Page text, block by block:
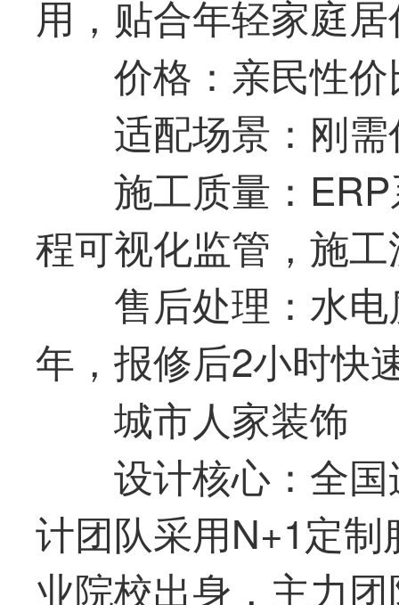
用，贴合年轻家庭
价格：亲民性
适配场景：刚
施工质量：
程可视化监管，施
售后处理：水
年，报修后2小时快
城市人家装饰
设计核心：全
计团队采用N+1定
业院校出身，主力